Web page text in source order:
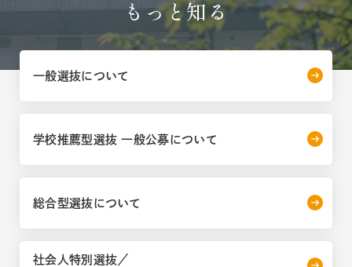
もっと知る
一般選抜について
学校推薦型選抜 一般公募について
総合型選抜について
社会人特別選抜／